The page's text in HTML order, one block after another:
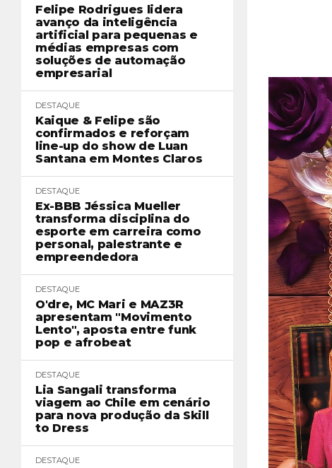
Felipe Rodrigues lidera
avanço da inteligência
artificial para pequenas e
médias empresas com
soluções de automação
empresarial
DESTAQUE
Kaique & Felipe são
confirmados e reforçam
line-up do show de Luan
Santana em Montes Claros
DESTAQUE
Ex-BBB Jéssica Mueller
transforma disciplina do
esporte em carreira como
personal, palestrante e
empreendedora
DESTAQUE
O'dre, MC Mari e MAZ3R
apresentam "Movimento
Lento", aposta entre funk
pop e afrobeat
DESTAQUE
Lia Sangali transforma
viagem ao Chile em cenário
para nova produção da Skill
to Dress
DESTAQUE